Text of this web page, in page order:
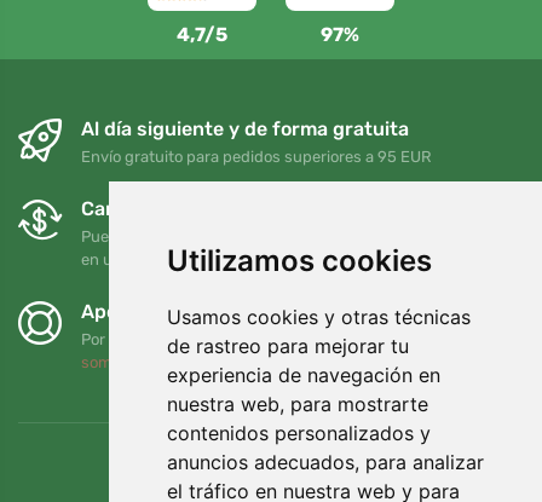
Utilizamos cookies
Usamos cookies y otras técnicas
de rastreo para mejorar tu
experiencia de navegación en
nuestra web, para mostrarte
contenidos personalizados y
anuncios adecuados, para analizar
el tráfico en nuestra web y para
4,7/5 97%
Al día siguiente y de forma gratuita
Envío gratuito para pedidos superiores a 95 EUR
Cambios y devoluciones gratuitos
Puede devolver o cambiar su pedido en cualquier momento
en un plazo de 90 días
Apoyamos a Trees.org
Por cada pedido plantamos un árbol. Leer más
somos